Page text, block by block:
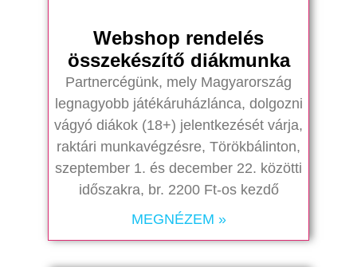
Webshop rendelés
összekészítő diákmunka
Partnercégünk, mely Magyarország
legnagyobb játékáruházlánca, dolgozni
vágyó diákok (18+) jelentkezését várja,
raktári munkavégzésre, Törökbálinton,
szeptember 1. és december 22. közötti
időszakra, br. 2200 Ft-os kezdő
MEGNÉZEM »